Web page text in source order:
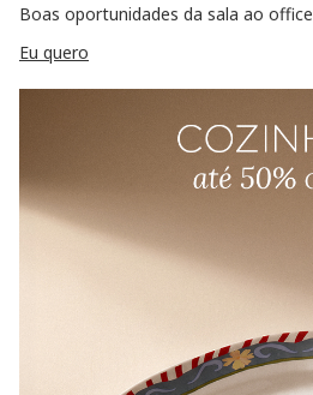
Boas oportunidades da sala ao office
Eu quero